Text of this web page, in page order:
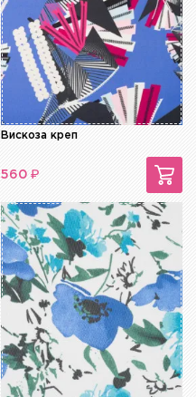
Вискоза креп
560 ₽